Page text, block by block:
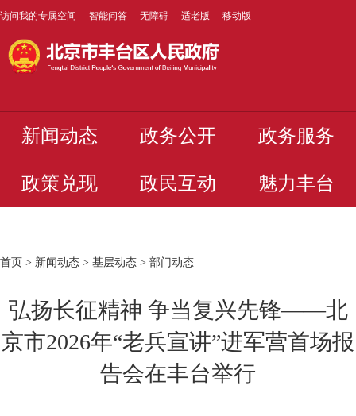
访问我的专属空间 智能问答 无障碍 适老版 移动版
新闻动态 政务公开 政务服务
政策兑现 政民互动 魅力丰台
首页 > 新闻动态 > 基层动态 > 部门动态
弘扬长征精神 争当复兴先锋——北
京市2026年“老兵宣讲”进军营首场报
告会在丰台举行